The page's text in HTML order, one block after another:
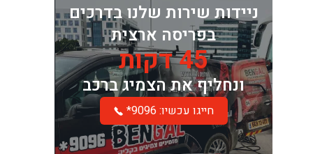
ניידות שירות שלנו בדרכים
בפריסה ארצית
45 דקות
ונחליף את הצמיג ברכב
*חייגו עכשיו: 9096